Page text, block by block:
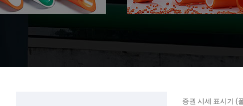
증권 시세 표시기 (